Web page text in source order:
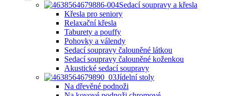
Sedací soupravy a křesla
Křesla pro seniory
Relaxační křesla
Taburety a pouffy
Pohovky a válendy
Sedací soupravy čalouněné látkou
Sedací soupravy čalouněné koženkou
Akustické sedací soupravy
Jídelní stoly
Na dřevěné podnoži